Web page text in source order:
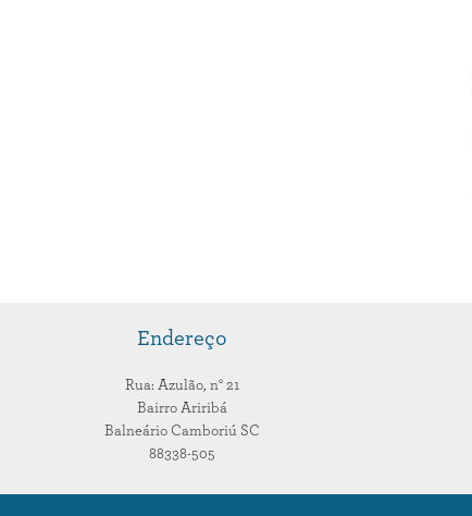
Endereço
Rua: Azulão, n° 21
Bairro Ariribá
Balneário Camboriú SC
88338-505